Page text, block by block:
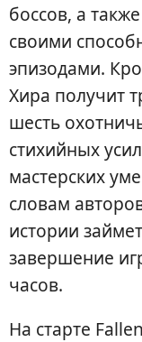
боссов, а
своими
эпизодами.
Хира получит
шесть
стихийных
мастерских
словам
истории
завершение
часов.
На старте